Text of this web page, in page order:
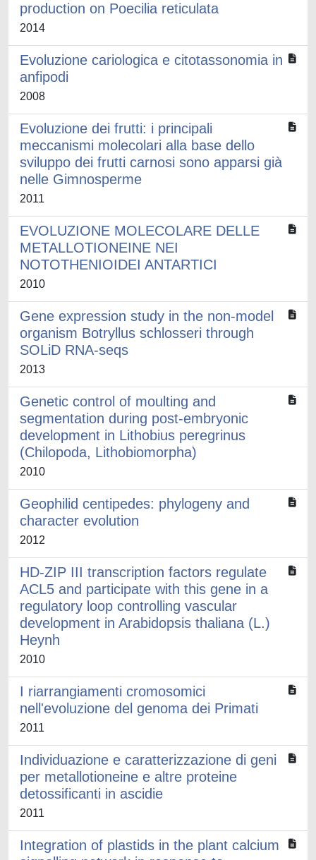
production on Poecilia reticulata
2014
Evoluzione cariologica e citotassonomia in
anfipodi
2008
Evoluzione dei frutti: i principali
meccanismi molecolari alla base dello
sviluppo dei frutti carnosi sono apparsi già
nelle Gimnosperme
2011
EVOLUZIONE MOLECOLARE DELLE
METALLOTIONEINE NEI
NOTOTHENIOIDEI ANTARTICI
2010
Gene expression study in the non-model
organism Botryllus schlosseri through
SOLiD RNA-seqs
2013
Genetic control of moulting and
segmentation during post-embryonic
development in Lithobius peregrinus
(Chilopoda, Lithobiomorpha)
2010
Geophilid centipedes: phylogeny and
character evolution
2012
HD-ZIP III transcription factors regulate
ACL5 and participate with this gene in a
regulatory loop controlling vascular
development in Arabidopsis thaliana (L.)
Heynh
2010
I riarrangiamenti cromosomici
nell'evoluzione del genoma dei Primati
2011
Individuazione e caratterizzazione di geni
per metallotioneine e altre proteine
detossificanti in ascidie
2011
Integration of plastids in the plant calcium